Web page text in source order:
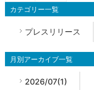
カテゴリー一覧
プレスリリース
月別アーカイブ一覧
2026/07(1)